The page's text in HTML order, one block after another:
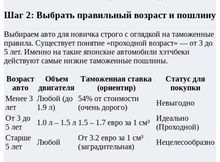
Шаг 2: Выбрать правильный возраст и пошлину
Выбираем авто для новичка строго с оглядкой на таможенные
правила. Существует понятие «проходной возраст» — от 3 до
5 лет. Именно на такие японские автомобили хэтчбеки
действуют самые низкие таможенные пошлины.
Возраст
авто
Объем
двигателя
Таможенная ставка
(ориентир)
Статус для
покупки
Менее 3
лет
Любой (до
1.9 л)
54% от стоимости
(очень дорого)
Невыгодно
От 3 до
5 лет
1.0 л – 1.5 л 1.5 – 1.7 евро за 1 см³
Идеально
(Проходной)
Старше
5 лет
Любой
От 3.2 евро за 1 см³
(заградительная)
Нецелесообразно